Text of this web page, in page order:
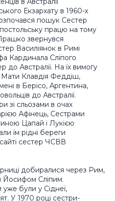
Екзархату в 1960-х
пошук Сестер
працю на тому
звернувся
Василіянок в Римі
Кардинала Сліпого
до Австралії. На їх вимогу
Мати Клавдія Феддіш,
в Берісо, Аргентина,
до Австралії.
зі сльозами в очах
Афінець, Сестрами
Цапай і Лукією
їм рідні береги
сестер ЧСВВ
добиралися через Рим,
Йосифом Сліпим.
були у Сіднеї,
У 1970 році сестри-